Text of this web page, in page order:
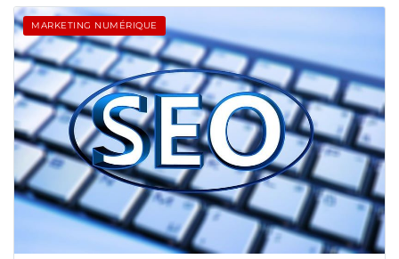
MARKETING NUMÉRIQUE